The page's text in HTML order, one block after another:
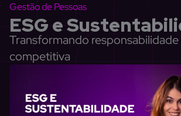
Gestão de Pessoas
ESG e
Transformando
competitiva